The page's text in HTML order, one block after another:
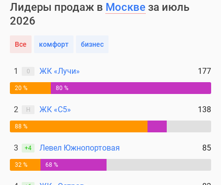
Лидеры продаж в Москве за июль
2026
Все комфорт бизнес
1 0 ЖК «Лучи» 177
20 % 80 %
2 Н ЖК «С5» 138
88 %
3 +4 Левел Южнопортовая 85
32 % 68 %